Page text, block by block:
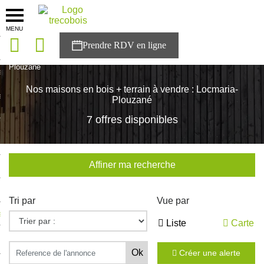
MENU
solutions
Trecobois
à NESTOR
Plouzané
Nos maisons en bois + terrain à vendre : Locmaria-
Plouzané
7 offres disponibles
Affiner ma recherche
Tri par Vue par
Liste Carte
Créer une alerte